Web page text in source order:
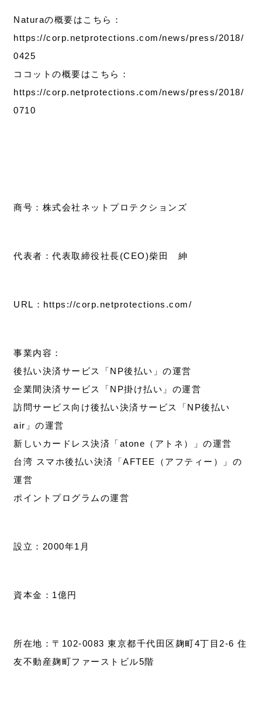
Naturaの概要はこちら：
https://corp.netprotections.com/news/press/2018/
0425
ココットの概要はこちら：
https://corp.netprotections.com/news/press/2018/
0710
商号：株式会社ネットプロテクションズ
代表者：代表取締役社長(CEO)柴田 紳
URL：https://corp.netprotections.com/
事業内容：
後払い決済サービス「NP後払い」の運営
企業間決済サービス「NP掛け払い」の運営
訪問サービス向け後払い決済サービス「NP後払い
air」の運営
新しいカードレス決済「atone（アトネ）」の運営
台湾 スマホ後払い決済「AFTEE（アフティー）」の
運営
ポイントプログラムの運営
設立：2000年1月
資本金：1億円
所在地：〒102-0083 東京都千代田区麹町4丁目2-6 住
友不動産麹町ファーストビル5階